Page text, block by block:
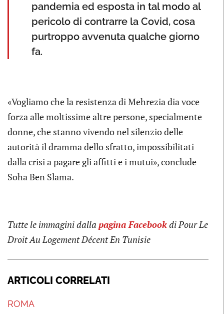
pandemia ed esposta in tal modo al
pericolo di contrarre la Covid, cosa
purtroppo avvenuta qualche giorno
fa.
«Vogliamo che la resistenza di Mehrezia dia voce
forza alle moltissime altre persone, specialmente
donne, che stanno vivendo nel silenzio delle
autorità il dramma dello sfratto, impossibilitati
dalla crisi a pagare gli affitti e i mutui», conclude
Soha Ben Slama.
Tutte le immagini dalla pagina Facebookdi Pour Le
Droit Au Logement Décent En Tunisie
ARTICOLI CORRELATI
ROMA